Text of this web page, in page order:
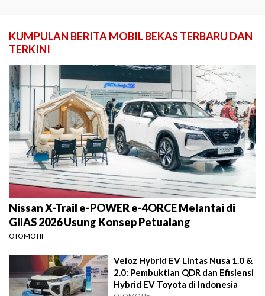
KUMPULAN BERITA MOBIL BEKAS TERBARU DAN
TERKINI
Nissan X-Trail e-POWER e-4ORCE Melantai di
GIIAS 2026 Usung Konsep Petualang
OTOMOTIF
Veloz Hybrid EV Lintas Nusa 1.0 &
2.0: Pembuktian QDR dan Efisiensi
Hybrid EV Toyota di Indonesia